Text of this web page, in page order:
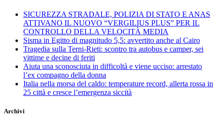
SICUREZZA STRADALE, POLIZIA DI STATO E ANAS
ATTIVANO IL NUOVO “VERGILIUS PLUS” PER IL
CONTROLLO DELLA VELOCITÀ MEDIA
Sisma in Egitto di magnitudo 5,5: avvertito anche al Cairo
Tragedia sulla Terni-Rieti: scontro tra autobus e camper, sei
vittime e decine di feriti
Aiuta una sconosciuta in difficoltà e viene ucciso: arrestato
l’ex compagno della donna
Italia nella morsa del caldo: temperature record, allerta rossa in
25 città e cresce l’emergenza siccità
Archivi